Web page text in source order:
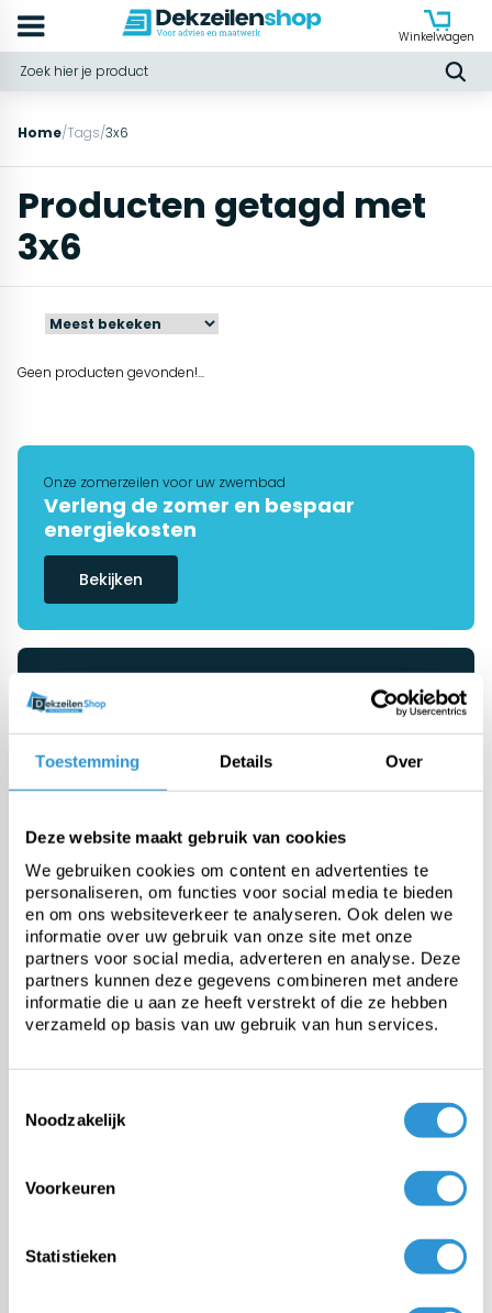
Toestemming Details Over
Deze website maakt gebruik van cookies
We gebruiken cookies om content en advertenties te
personaliseren, om functies voor social media te bieden
en om ons websiteverkeer te analyseren. Ook delen we
informatie over uw gebruik van onze site met onze
partners voor social media, adverteren en analyse. Deze
partners kunnen deze gegevens combineren met andere
informatie die u aan ze heeft verstrekt of die ze hebben
verzameld op basis van uw gebruik van hun services.
Noodzakelijk
Voorkeuren
Statistieken
Winkelwagen
Home/Tags/3x6
Producten getagd met
3x6
Geen producten gevonden!...
Onze zomerzeilen voor uw zwembad
Verleng de zomer en bespaar
energiekosten
Bekijken
Onze specialisten helpen je graag
verder
Categorieën
Zwembadzeilen
PE afdekzeil